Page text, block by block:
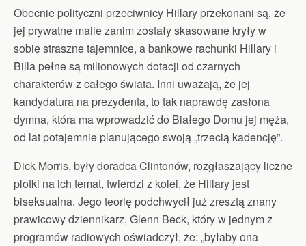
Obecnie polityczni przeciwnicy Hillary przekonani są, że
jej prywatne maile zanim zostały skasowane kryły w
sobie straszne tajemnice, a bankowe rachunki Hillary i
Billa pełne są milionowych dotacji od czarnych
charakterów z całego świata. Inni uważają, że jej
kandydatura na prezydenta, to tak naprawdę zasłona
dymna, która ma wprowadzić do Białego Domu jej męża,
od lat potajemnie planującego swoją „trzecią kadencję”.
Dick Morris, były doradca Clintonów, rozgłaszający liczne
plotki na ich temat, twierdzi z kolei, że Hillary jest
biseksualna. Jego teorię podchwycił już zresztą znany
prawicowy dziennikarz, Glenn Beck, który w jednym z
programów radiowych oświadczył, że: „byłaby ona